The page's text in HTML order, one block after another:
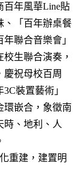
百年風華Line貼
、「百年辦桌餐
聯合音樂會」
生聯合演奏，
慶祝母校百周
裝置藝術」
環嵌合，象徵南
時、地利、人
重建，建置明